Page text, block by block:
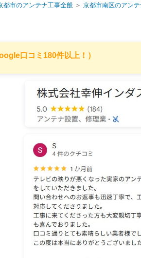
都市のアンテナ工事全般 ＞ 京都市南区のアン
口コミ180件以上！）